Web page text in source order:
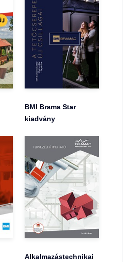
BMI Brama Star
kiadvány
Alkalmazástechnikai